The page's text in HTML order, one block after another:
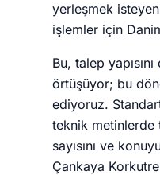
yerleşmek
işlemler için
Bu, talep
örtüşüyor; bu
ediyoruz.
teknik metinlerde
sayısını ve
Çankaya